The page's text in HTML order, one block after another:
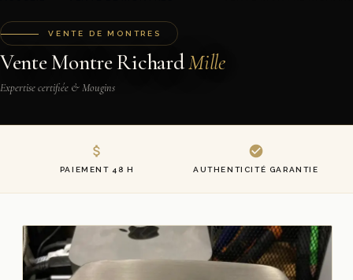
VENTE DE MONTRES
Vente Montre RichardMille
Expertise certifiée & Mougins
PAIEMENT 48 H AUTHENTICITÉ GARANTIE